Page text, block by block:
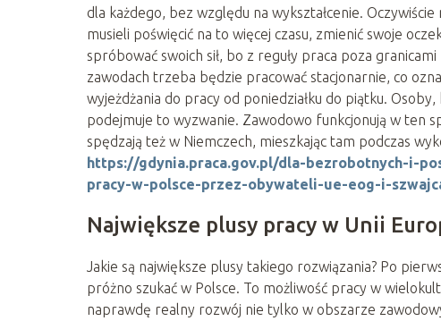
dla każdego, bez względu na wykształcenie.
musieli poświęcić na to więcej czasu, zmienić swoje
spróbować swoich sił, bo z reguły praca poza
zawodach trzeba będzie pracować stacjonarnie, co
wyjeżdżania do pracy od poniedziałku do piątku.
podejmuje to wyzwanie. Zawodowo funkcjonują w ten
spędzają też w Niemczech, mieszkając tam podczas
https://gdynia.praca.gov.pl/dla-bezrobotnych-i-
pracy-w-polsce-przez-obywateli-ue-eog-i-
Największe plusy pracy w Unii
Jakie są największe plusy takiego rozwiązania? Po
próżno szukać w Polsce. To możliwość pracy w
naprawdę realny rozwój nie tylko w obszarze